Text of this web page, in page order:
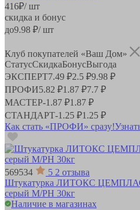
416₽/ шт
скидка и бонус
до9.98 ₽/ шт
Клуб покупателей «Ваш Дом»
СтатусСкидкаБонусВыгода
ЭКСПЕРТ7.49 ₽2.5 ₽9.98 ₽
ПРОФИ5.82 ₽1.87 ₽7.7 ₽
МАСТЕР-1.87 ₽1.87 ₽
СТАНДАРТ-1.25 ₽1.25 ₽
Как стать «ПРОФИ» сразу!
569534 5 2 отзыва
Штукатурка ЛИТОКС
серый М/РН 30кг
Наличие в магазинах